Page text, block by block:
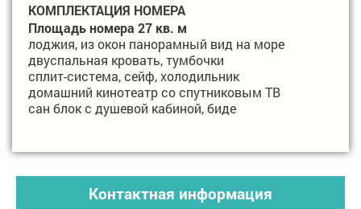
КОМПЛЕКТАЦИЯ НОМЕРА
Площадь номера 27 кв. м
лоджия, из окон панорамный вид на море
двуспальная кровать, тумбочки
сплит-система, сейф, холодильник
домашний кинотеатр со спутниковым ТВ
сан блок с душевой кабиной, биде
Контактная информация